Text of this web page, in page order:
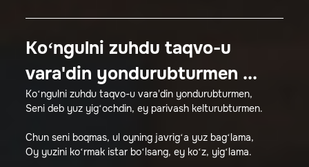
Ko‘ngulni zuhdu taqvo-u
vara'din yondurubturmen ...
Ko‘ngulni zuhdu taqvo-u vara'din yondurubturmen,
Seni deb yuz yig‘ochdin, ey parivash kelturubturmen.
Chun seni boqmas, ul oyning javrig‘a yuz bag‘lama,
Oy yuzini ko‘rmak istar bo‘lsang, ey ko‘z, yig‘lama.